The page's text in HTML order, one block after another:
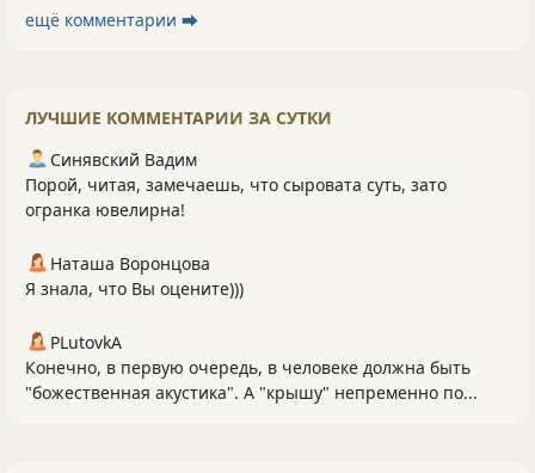
ещё комментарии ⮕
ЛУЧШИЕ КОММЕНТАРИИ ЗА СУТКИ
Синявский Вадим
Порой, читая, замечаешь, что сыровата суть, зато
огранка ювелирна!
Наташа Воронцова
Я знала, что Вы оцените)))
PLutоvkА
Конечно, в первую очередь, в человеке должна быть
"божественная акустика". А "крышу" непременно по...